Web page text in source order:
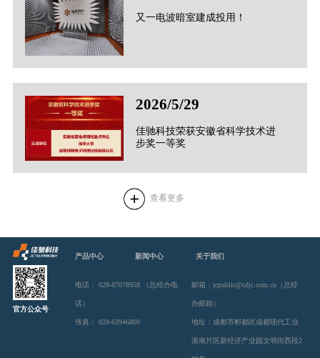
又一电波暗室建成投用！
2026/5/29
佳驰科技荣获安徽省科学技术进
步奖一等奖
查看更多
官方公众号
产品中心 新闻中心 关于我们
电话： 028-87078958 （总经办电
话）
邮箱：jcpublic@cdjc.com.cn（总经
办邮箱）
传真： 028-63946800 地址：成都市郫都区成都现代工业
港南片区新经济产业园文明街西段2